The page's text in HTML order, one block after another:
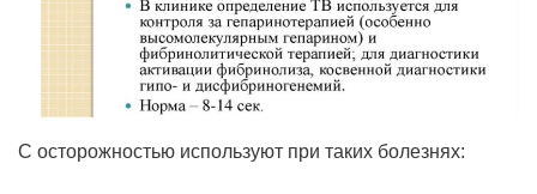
С осторожностью используют при таких болезнях: